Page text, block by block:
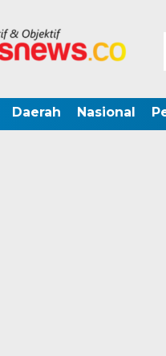
Daerah Nasional